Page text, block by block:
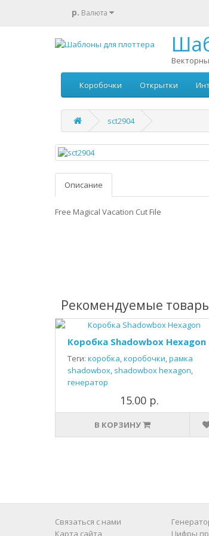
р. Валюта
Коробочки Открытки
sct2904
Описание
Free Magical Vacation Cut File
Рекомендуемые
Коробка Shadowbox Hexagon
Теги: коробка,коробочки,рамка
shadowbox, shadowbox hexagon,
генератор
15.00 р.
В КОРЗИНУ
Связаться с нами
Карта сайта
Цифры